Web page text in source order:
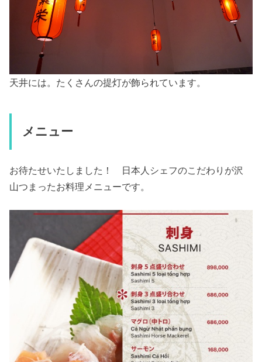
天井には。たくさんの提灯が飾られています。
メニュー
お待たせいたしました！ 日本人シェフのこだわりが沢
山つまったお料理メニューです。